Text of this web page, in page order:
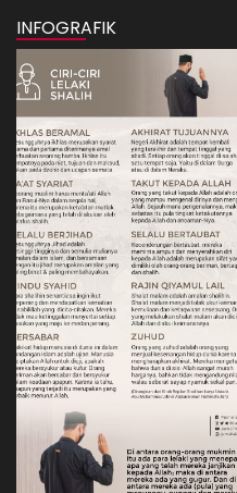
INFOGRAFIK